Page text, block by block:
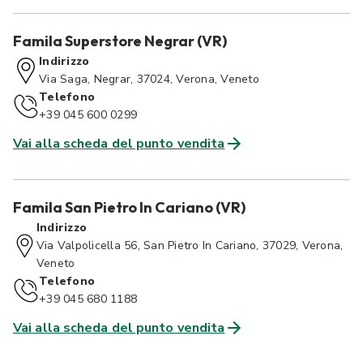
Famila Superstore Negrar (VR)
Indirizzo
Via Saga, Negrar, 37024, Verona, Veneto
Telefono
+39 045 600 0299
Vai alla scheda del punto vendita
Famila San Pietro In Cariano (VR)
Indirizzo
Via Valpolicella 56, San Pietro In Cariano, 37029, Verona,
Veneto
Telefono
+39 045 680 1188
Vai alla scheda del punto vendita